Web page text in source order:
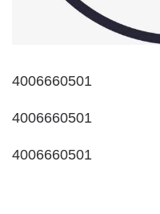
4006660501
4006660501
4006660501